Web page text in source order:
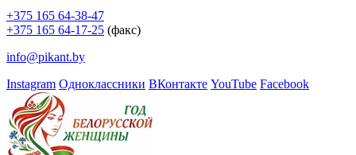
+375 165 64-38-47
+375 165 64-17-25 (факс)
info@pikant.by
Instagram Одноклассники ВКонтакте YouTube Facebook